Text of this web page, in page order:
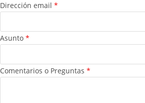
Dirección email *
Asunto *
Comentarios o Preguntas *